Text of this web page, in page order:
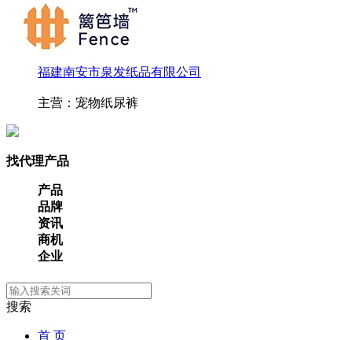
福建南安市泉发纸品有限公司
主营：宠物纸尿裤
找代理产品
产品
品牌
资讯
商机
企业
搜索
首 页